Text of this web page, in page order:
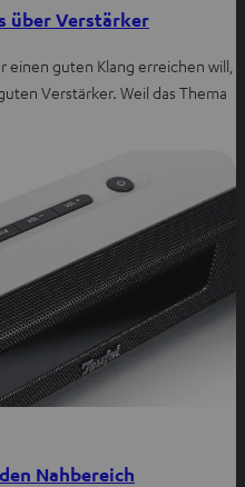
über Verstärker
einen guten Klang erreichen will,
Verstärker. Weil das Thema
Nahbereich